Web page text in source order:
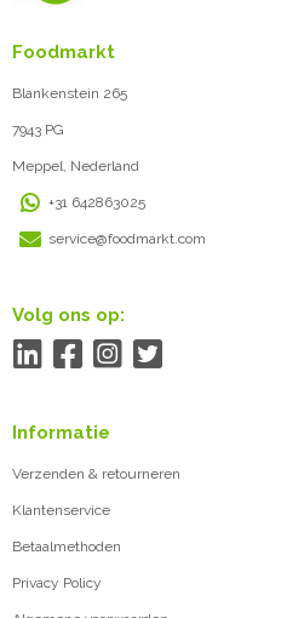
Foodmarkt
Blankenstein 265
7943 PG
Meppel, Nederland
+31 642863025
service@foodmarkt.com
Volg ons op:
Informatie
Verzenden & retourneren
Klantenservice
Betaalmethoden
Privacy Policy